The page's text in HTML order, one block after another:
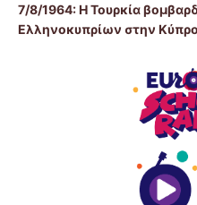
7/8/1964: Η Τουρκία
Ελληνοκυπρίων στην